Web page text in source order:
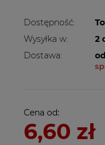
Dostępność:
Wysyłka w:
2
Dostawa:
Cena nie
Cena od:
6,60 zł